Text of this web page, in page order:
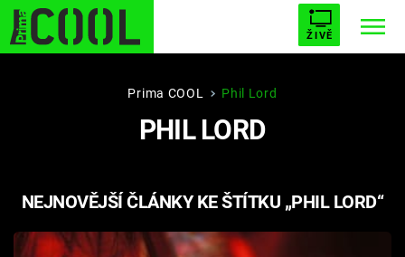
ŽIVĚ
STARHOUSE BUFFY, PŘEMOŽITELKA UPÍRŮ
PLNEJ KOTEL AVENGERS 5
Témata
Prima COOL Phil Lord
PHIL LORD
NEJNOVĚJŠÍ ČLÁNKY KE ŠTÍTKU „PHIL LORD“